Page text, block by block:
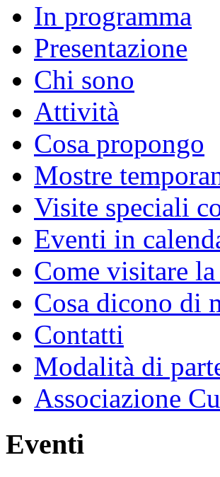
In programma
Presentazione
Chi sono
Attività
Cosa propongo
Mostre
Visite speciali
Eventi in
Come visitare
Cosa dicono di
Contatti
Modalità di
Associazione
Eventi